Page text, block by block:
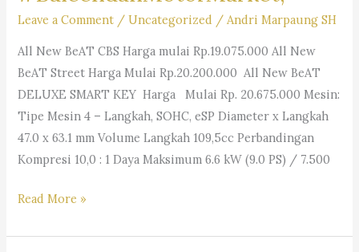
Leave a Comment /Uncategorized /Andri Marpaung SH
All New BeAT CBS Harga mulai Rp.19.075.000 All New
BeAT Street Harga Mulai Rp.20.200.000 All New BeAT
DELUXE SMART KEY Harga Mulai Rp. 20.675.000 Mesin:
Tipe Mesin 4 – Langkah, SOHC, eSP Diameter x Langkah
47.0 x 63.1 mm Volume Langkah 109,5cc Perbandingan
Kompresi 10,0 : 1 Daya Maksimum 6.6 kW (9.0 PS) / 7.500
#MotorRancamanyar,
#BikersRancamanyar,
Read More »